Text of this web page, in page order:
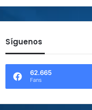
Síguenos
62.665
Fans